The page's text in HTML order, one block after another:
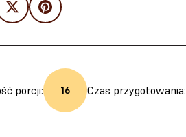
porcji: 16 Czas przygotowania: